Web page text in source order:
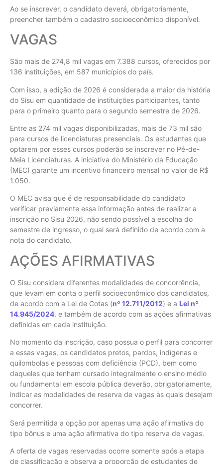
Ao se inscrever, o candidato deverá, obrigatoriamente,
preencher também o cadastro socioeconômico disponível.
VAGAS
São mais de 274,8 mil vagas em 7.388 cursos, oferecidos por
136 instituições, em 587 municípios do país.
Com isso, a edição de 2026 é considerada a maior da história
do Sisu em quantidade de instituições participantes, tanto
para o primeiro quanto para o segundo semestre de 2026.
Entre as 274 mil vagas disponibilizadas, mais de 73 mil são
para cursos de licenciaturas presenciais. Os estudantes que
optarem por esses cursos poderão se inscrever no Pé-de-
Meia Licenciaturas. A iniciativa do Ministério da Educação
(MEC) garante um incentivo financeiro mensal no valor de R$
1.050.
O MEC avisa que é de responsabilidade do candidato
verificar previamente essa informação antes de realizar a
inscrição no Sisu 2026, não sendo possível a escolha do
semestre de ingresso, o qual será definido de acordo com a
nota do candidato.
AÇÕES AFIRMATIVAS
O Sisu considera diferentes modalidades de concorrência,
que levam em conta o perfil socioeconômico dos candidatos,
de acordo com a Lei de Cotas (nº 12.711/2012) e a Lei nº
14.945/2024, e também de acordo com as ações afirmativas
definidas em cada instituição.
No momento da inscrição, caso possua o perfil para concorrer
a essas vagas, os candidatos pretos, pardos, indígenas e
quilombolas e pessoas com deficiência (PCD), bem como
daqueles que tenham cursado integralmente o ensino médio
ou fundamental em escola pública deverão, obrigatoriamente,
indicar as modalidades de reserva de vagas às quais desejam
concorrer.
Será permitida a opção por apenas uma ação afirmativa do
tipo bônus e uma ação afirmativa do tipo reserva de vagas.
A oferta de vagas reservadas ocorre somente após a etapa
de classificação e observa a proporção de estudantes de